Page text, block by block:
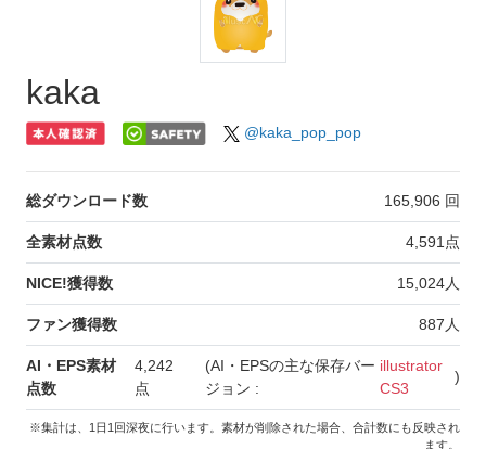
kaka
@kaka_pop_pop
総ダウンロード数 165,906 回
全素材点数 4,591 点
NICE!獲得数 15,024人
ファン獲得数 887 人
AI・EPS素材
点数
4,242
点
(AI・EPSの主な保存バー
ジョン :
illustrator
CS3
)
※集計は、1日1回深夜に行います。素材が削除された場合、合計数にも反映され
ます。